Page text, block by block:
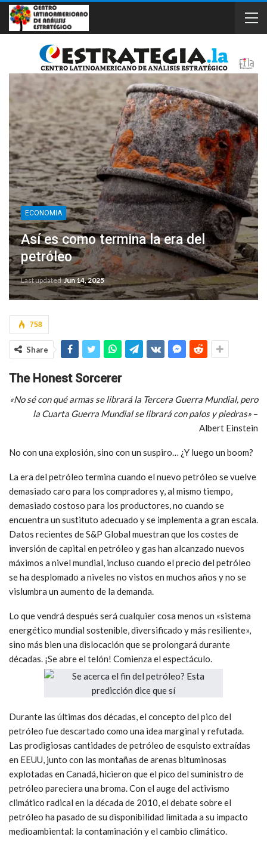
ECONOMIA
Así es como termina la era del
petróleo
Last updatedJun 14, 2025
758
Share
The Honest Sorcerer
«No sé con qué armas se librará la Tercera Guerra Mundial, pero
la Cuarta Guerra Mundial se librará con palos y piedras» –
Albert Einstein
No con una explosión, sino con un suspiro… ¿Y luego un boom?
La era del petróleo termina cuando el nuevo petróleo se vuelve
demasiado caro para los compradores y, al mismo tiempo,
demasiado costoso para los productores, no cuando se
encuentra un sustituto adecuado y se implementa a gran escala.
Datos recientes de S&P Global muestran que los costes de
inversión de capital en petróleo y gas han alcanzado nuevos
máximos a nivel mundial, incluso cuando el precio del petróleo
se ha desplomado a niveles no vistos en muchos años y no se
vislumbra un aumento de la demanda.
Lo que vendrá después será cualquier cosa menos un «sistema
energético mundial sostenible, diversificado y más resiliente»,
sino más bien una dislocación que se prolongará durante
décadas. ¡Se abre el telón! Comienza el espectáculo.
Durante las últimas dos décadas, el concepto del pico del
petróleo fue descartado como una idea marginal y refutada.
Las prodigiosas cantidades de petróleo de esquisto extraídas
en EEUU, junto con las montañas de arenas bituminosas
explotadas en Canadá, hicieron que el pico del suministro de
petróleo pareciera una broma. Con el auge del activismo
climático radical en la década de 2010, el debate sobre el
petróleo ha pasado de su disponibilidad limitada a su impacto
medioambiental: la contaminación y el cambio climático.